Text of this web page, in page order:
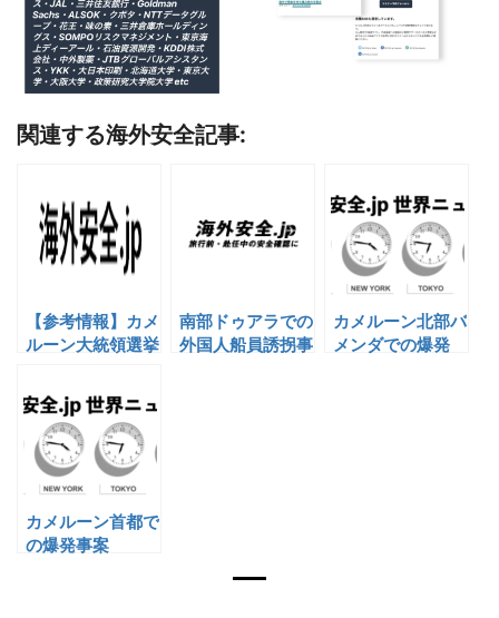
関連する海外安全記事:
【参考情報】カメ
ルーン大統領選挙
南部ドゥアラでの
外国人船員誘拐事
カメルーン北部バ
メンダでの爆発
カメルーン首都で
の爆発事案